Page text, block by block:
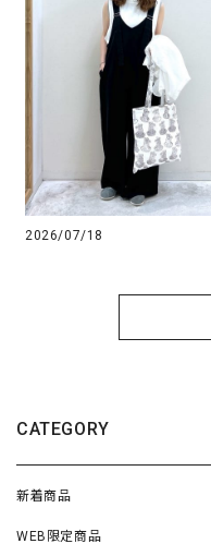
2026/07/18
CATEGORY
新着商品
WEB限定商品